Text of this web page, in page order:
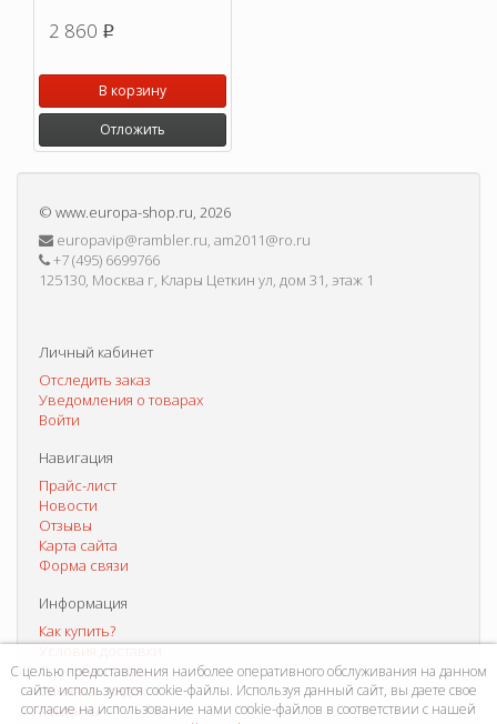
2 860 p
В корзину
Отложить
© www.europa-shop.ru, 2026
europavip@rambler.ru, am2011@ro.ru
+7 (495) 6699766
125130, Москва г, Клары Цеткин ул, дом 31, этаж 1
Личный кабинет
Отследить заказ
Уведомления о товарах
Войти
Навигация
Прайс-лист
Новости
Отзывы
Карта сайта
Форма связи
Информация
Как купить?
Условия доставки
Способы оплаты
Система скидок
Контакты
С целью предоставления наиболее оперативного обслуживания на данном
сайте используются cookie-файлы. Используя данный сайт, вы даете свое
согласие на использование нами cookie-файлов в соответствии с нашей